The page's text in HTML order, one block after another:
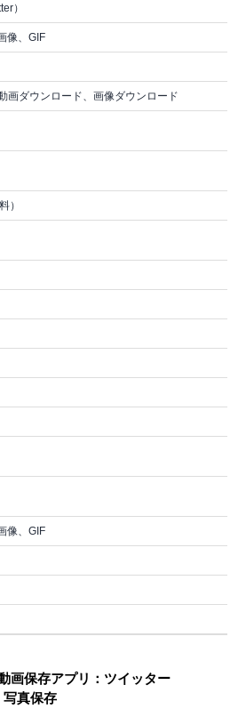
）
像、GIF
画ダウンロード、画像ダウンロード
）
像、GIF
画保存アプリ：ツイッター
写真保存